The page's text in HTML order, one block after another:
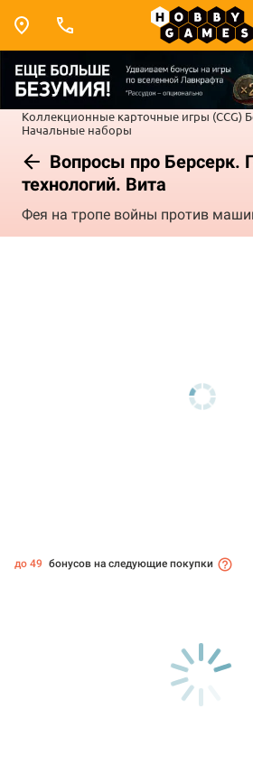
Коллекционные карточные игры (CCG)
Начальные наборы
Вопросы про Берсерк.
технологий. Вита
Фея на тропе войны против
до 49 бонусов на следующие покупки